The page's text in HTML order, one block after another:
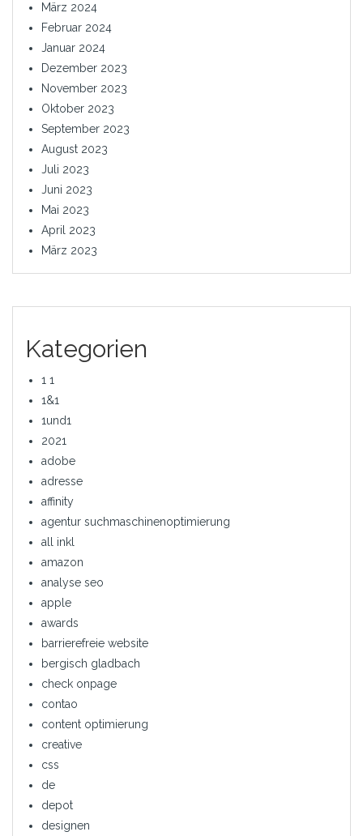
März 2024
Februar 2024
Januar 2024
Dezember 2023
November 2023
Oktober 2023
September 2023
August 2023
Juli 2023
Juni 2023
Mai 2023
April 2023
März 2023
Kategorien
1 1
1&1
1und1
2021
adobe
adresse
affinity
agentur suchmaschinenoptimierung
all inkl
amazon
analyse seo
apple
awards
barrierefreie website
bergisch gladbach
check onpage
contao
content optimierung
creative
css
de
depot
designen